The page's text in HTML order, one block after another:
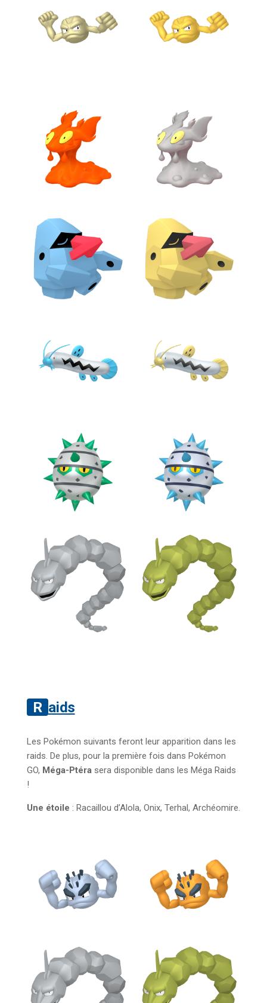
Raids
Les Pokémon suivants feront leur apparition dans les
raids. De plus, pour la première fois dans Pokémon
GO, Méga-Ptéra sera disponible dans les Méga Raids
!
Une étoile : Racaillou d’Alola, Onix, Terhal, Archéomire.